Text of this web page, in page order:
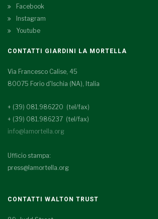
Facebook
Instagram
Youtube
CONTATTI GIARDINI LA MORTELLA
Via Francesco Calise, 45
80075 Forio d'Ischia (NA), Italia
+ (39) 081.986220 (tel/fax)
+ (39) 081.986237 (tel/fax)
info@lamortella.org
Ufficio stampa:
press@lamortella.org
CONTATTI WALTON TRUST